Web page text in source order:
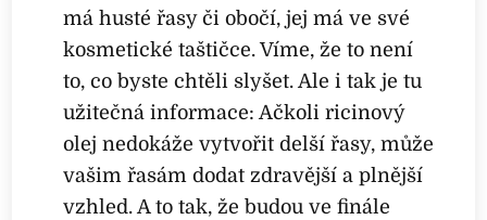
má husté řasy či obočí, jej má ve své
kosmetické taštičce. Víme, že to není
to, co byste chtěli slyšet. Ale i tak je tu
užitečná informace: Ačkoli ricinový
olej nedokáže vytvořit delší řasy, může
vašim řasám dodat zdravější a plnější
vzhled. A to tak, že budou ve finále